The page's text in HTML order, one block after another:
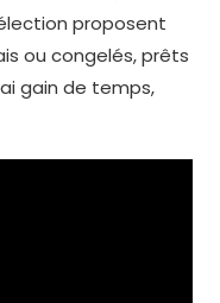
proposent
ou congelés, prêts
gain de temps,